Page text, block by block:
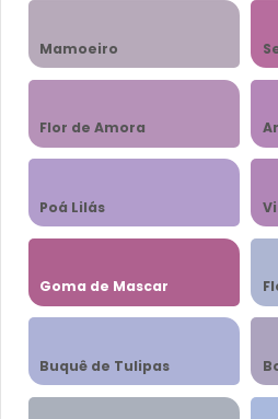
Mamoeiro
Flor de Amora
Poá Lilás
Goma de Mascar
Buquê de Tulipas